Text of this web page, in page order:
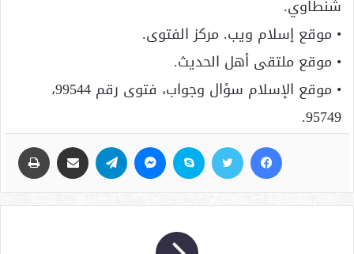
شنطاوي.
• موقع إسلام ويب. مركز الفتوى.
• موقع ملتقى أهل الحديث.
• موقع الإسلام سؤال وجواب، فتوى رقم 99544،
95749.